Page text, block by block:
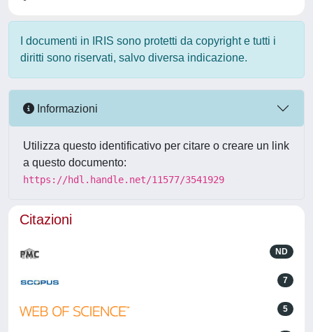
I documenti in IRIS sono protetti da copyright e tutti i
diritti sono riservati, salvo diversa indicazione.
Informazioni
Utilizza questo identificativo per citare o creare un link
a questo documento:
https://hdl.handle.net/11577/3541929
Citazioni
ND
7
5